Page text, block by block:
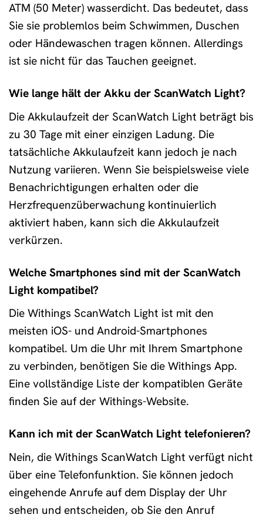
ATM (50 Meter) wasserdicht. Das bedeutet, dass
Sie sie problemlos beim Schwimmen, Duschen
oder Händewaschen tragen können. Allerdings
ist sie nicht für das Tauchen geeignet.
Wie lange hält der Akku der ScanWatch Light?
Die Akkulaufzeit der ScanWatch Light beträgt bis
zu 30 Tage mit einer einzigen Ladung. Die
tatsächliche Akkulaufzeit kann jedoch je nach
Nutzung variieren. Wenn Sie beispielsweise viele
Benachrichtigungen erhalten oder die
Herzfrequenzüberwachung kontinuierlich
aktiviert haben, kann sich die Akkulaufzeit
verkürzen.
Welche Smartphones sind mit der ScanWatch
Light kompatibel?
Die Withings ScanWatch Light ist mit den
meisten iOS- und Android-Smartphones
kompatibel. Um die Uhr mit Ihrem Smartphone
zu verbinden, benötigen Sie die Withings App.
Eine vollständige Liste der kompatiblen Geräte
finden Sie auf der Withings-Website.
Kann ich mit der ScanWatch Light telefonieren?
Nein, die Withings ScanWatch Light verfügt nicht
über eine Telefonfunktion. Sie können jedoch
eingehende Anrufe auf dem Display der Uhr
sehen und entscheiden, ob Sie den Anruf